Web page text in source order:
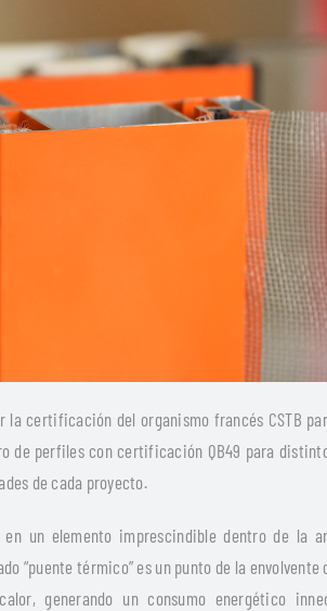
certificación del organismo francés CSTB
de perfiles con certificación QB49 para
de cada proyecto.
un elemento imprescindible dentro de la
“puente térmico” es un punto de la
generando un consumo energético